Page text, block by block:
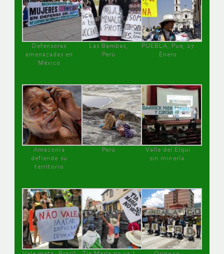
Defensoras
amenazadas en
México
Las Bambas,
Perú
PUEBLA, Pue, 27
Enero
Amazonía
defiende su
territorio
Perú
Valle del Elqui
sin minería.